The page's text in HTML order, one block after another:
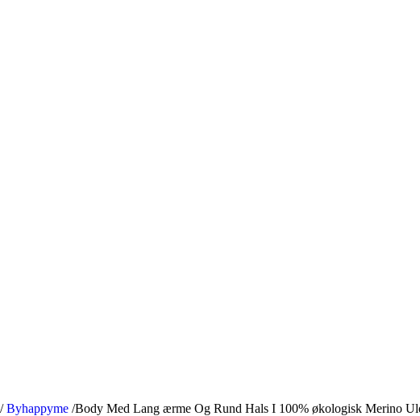
/ Byhappyme /Body Med Lang ærme Og Rund Hals I 100% økologisk Merino